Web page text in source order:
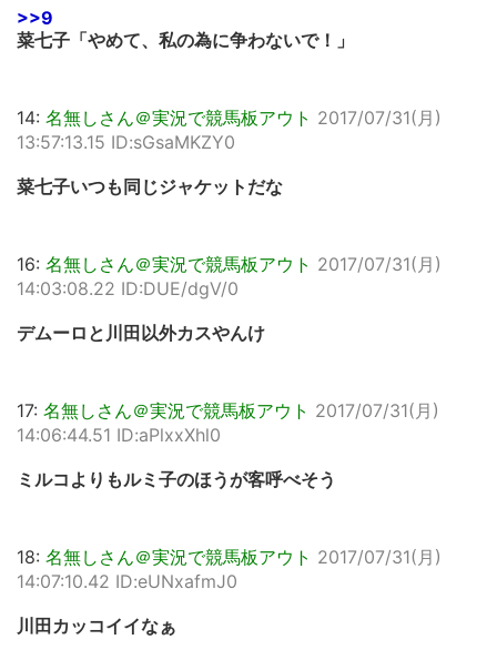
>>9
菜七子「やめて、私の為に争わないで！」
14: 名無しさん＠実況で競馬板アウト 2017/07/31(月)
13:57:13.15 ID:sGsaMKZY0
菜七子いつも同じジャケットだな
16: 名無しさん＠実況で競馬板アウト 2017/07/31(月)
14:03:08.22 ID:DUE/dgV/0
デムーロと川田以外カスやんけ
17: 名無しさん＠実況で競馬板アウト 2017/07/31(月)
14:06:44.51 ID:aPlxxXhl0
ミルコよりもルミ子のほうが客呼べそう
18: 名無しさん＠実況で競馬板アウト 2017/07/31(月)
14:07:10.42 ID:eUNxafmJ0
川田カッコイイなぁ